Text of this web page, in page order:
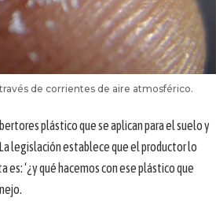
de corrientes de aire atmosférico.
plástico que se aplican para el suelo y
legislación establece que el productor lo
‘¿y qué hacemos con ese plástico que